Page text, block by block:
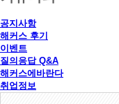
공지사항
해커스 후기
이벤트
질의응답 Q&A
해커스에바란다
취업정보